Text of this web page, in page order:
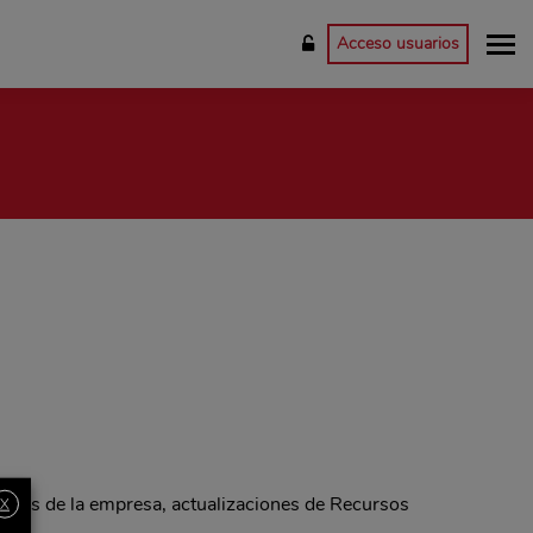
Acceso usuarios
de la empresa, actualizaciones de Recursos
X